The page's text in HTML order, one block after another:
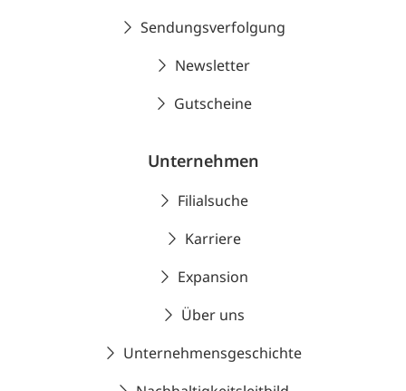
Sendungsverfolgung
Newsletter
Gutscheine
Unternehmen
Filialsuche
Karriere
Expansion
Über uns
Unternehmensgeschichte